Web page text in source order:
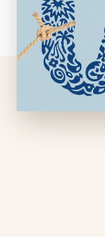
voor 2030-
ceo
de
tussen arm
de